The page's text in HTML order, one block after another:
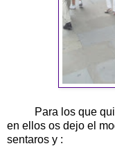
Para los que
en ellos os dejo el
sentaros y :